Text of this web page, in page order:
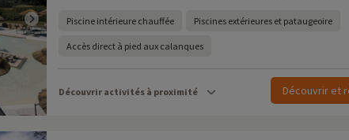
Piscine intérieure chauffée Piscines extérieures et pataugeoire
Accès direct à pied aux calanques
Découvrir activités à proximité Découvrir et